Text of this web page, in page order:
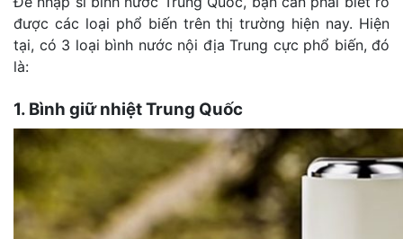
được các loại phổ biến trên thị trường hiện nay. Hiện
tại, có 3 loại bình nước nội địa Trung cực phổ biến, đó
là:
1. Bình giữ nhiệt Trung Quốc